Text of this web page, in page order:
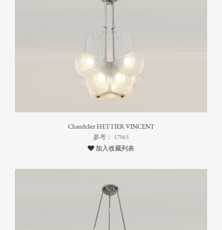
Chandelier HETTIER VINCENT
參考： 17065
加入收藏列表